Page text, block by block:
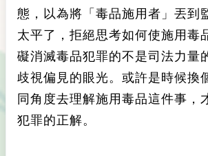
態，以為將「毒品施用者」丟到
太平了，拒絕思考如何使施用毒
礙消滅毒品犯罪的不是司法力量
歧視偏見的眼光。或許是時候換
同角度去理解施用毒品這件事，
犯罪的正解。